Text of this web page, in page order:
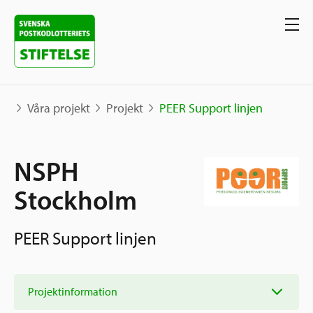
Projekt
Karta
Berättelser
Våra stöd
Sverige och övriga världen
Utlysningar
Ansök
Våra projekt Projekt PEER Support linjen
NSPH
Stockholm
PEER Support linjen
Projektinformation